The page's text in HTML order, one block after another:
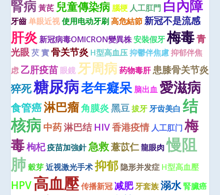
腎病 黃芪 兒童傳染病 腦梗 人工肛門 白內障
牙齒 单眼近视使用电动牙刷 高危結節 新冠不是流感
肝炎 新冠病毒OMICRON變異株安裝假牙 梅毒青
光眼 芡 實 骨关节炎 H型高血压 抑鬱伴焦慮 抑郁伴焦
虑 乙肝疫苗 眼鏡 牙周病 药物毒肝患膝骨关节炎
猝死糖尿病老年癡呆 脑出血 愛滋病
食管癌淋巴瘤角膜炎 黑豆 拔牙 牙齿美白 结
核病中药淋巴结 HIV香港疫情 人工肛门 梅
毒枸杞疫苗加強針急救薏苡仁龍眼肉 慢阻
肺 穀芽 近视激光手术 抑郁 隐形并发症 H型高血壓
HPV高血壓传播新冠 减肥牙套族 溺水腎臟癌